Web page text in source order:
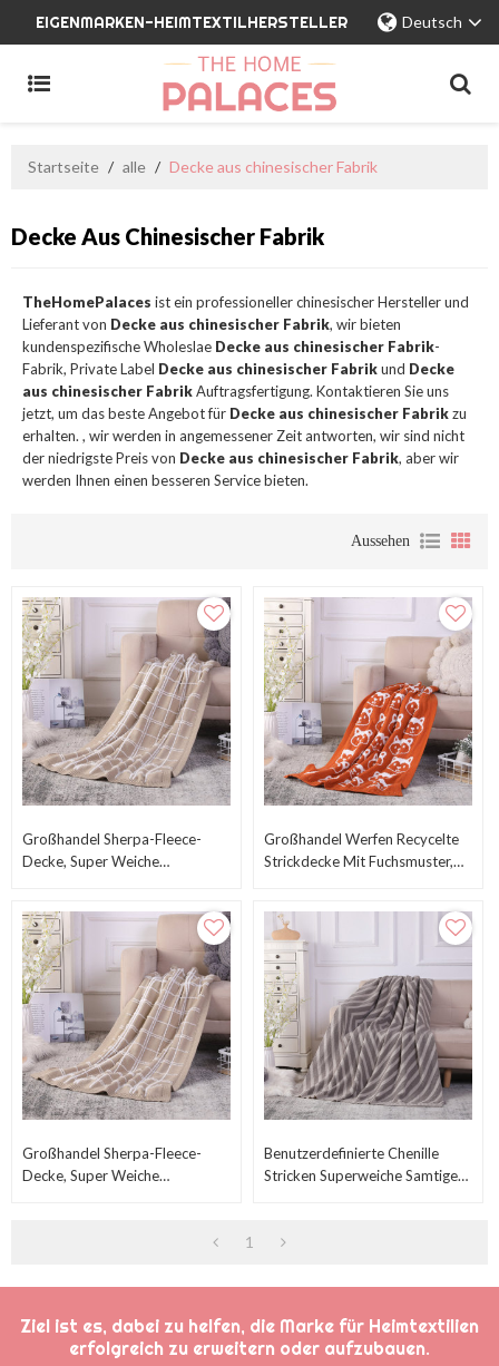
EIGENMARKEN-HEIMTEXTILHERSTELLER Deutsch
Startseite / alle / Decke aus chinesischer Fabrik
Decke Aus Chinesischer Fabrik
TheHomePalaces ist ein professioneller chinesischer Hersteller und
Lieferant von Decke aus chinesischer Fabrik, wir bieten
kundenspezifische Wholeslae Decke aus chinesischer Fabrik-
Fabrik, Private Label Decke aus chinesischer Fabrikund Decke
aus chinesischer FabrikAuftragsfertigung. Kontaktieren Sie uns
jetzt, um das beste Angebot für Decke aus chinesischer Fabrikzu
erhalten. , wir werden in angemessener Zeit antworten, wir sind nicht
der niedrigste Preis von Decke aus chinesischer Fabrik, aber wir
werden Ihnen einen besseren Service bieten.
Aussehen
Großhandel Sherpa-Fleece-
Decke, Super Weiche
Großhandel Werfen Recycelte
Strickdecke Mit Fuchsmuster,
Großhandel Sherpa-Fleece-
Decke, Super Weiche
Benutzerdefinierte Chenille
Stricken Superweiche Samtige
1
Ziel ist es, dabei zu helfen, die Marke für Heimtextilien
erfolgreich zu erweitern oder aufzubauen.